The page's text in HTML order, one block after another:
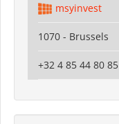
msyinvest
1070 - Brussels
+32 4 85 44 80 85